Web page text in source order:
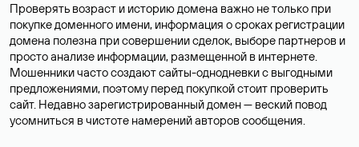
Проверять возраст и историю домена важно не только при
покупке доменного имени, информация о сроках регистрации
домена полезна при совершении сделок, выборе партнеров и
просто анализе информации, размещенной в интернете.
Мошенники часто создают сайты-однодневки с выгодными
предложениями, поэтому перед покупкой стоит проверить
сайт. Недавно зарегистрированный домен — веский повод
усомниться в чистоте намерений авторов сообщения.